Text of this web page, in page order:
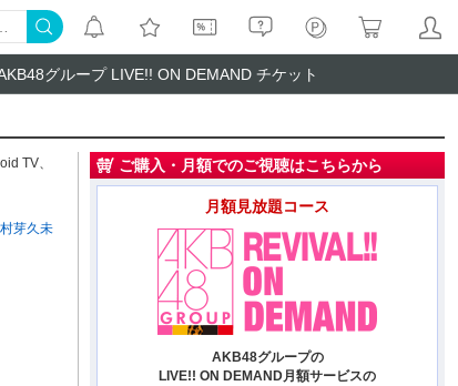
グループ LIVE!! ON DEMAND チケット
TV、
芽久未
ご購入・月額でのご視聴はこちらから
月額見放題コース
AKB48グループの
LIVE!! ON DEMAND月額サービスの